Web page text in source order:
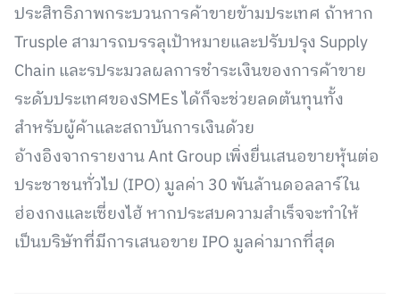
ประสิทธิภาพกระบวนการค้าขายข้ามประเทศ ถ้าหาก
Trusple สามารถบรรลุเป้าหมายและปรับปรุง Supply
Chain และรประมวลผลการชำระเงินของการค้าขาย
ระดับประเทศของSMEs ได้ก็จะช่วยลดต้นทุนทั้ง
สำหรับผู้ค้าและสถาบันการเงินด้วย
อ้างอิงจากรายงาน Ant Group เพิ่งยื่นเสนอขายหุ้นต่อ
ประชาชนทั่วไป (IPO) มูลค่า 30 พันล้านดอลลาร์ใน
ฮ่องกงและเซี่ยงไฮ้ หากประสบความสำเร็จจะทำให้
เป็นบริษัทที่มีการเสนอขาย IPO มูลค่ามากที่สุด